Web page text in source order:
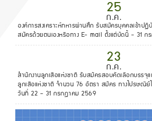
25
ก.ค.
องค์การสงเคราะห์ทหารผ่านศึก รับสมัครบุคคลเข้าปฏิ
สมัครด้วยตนเองหรือทาง E- mail ตั้งแต่บัดนี้ - 31 ก
23
ก.ค.
สํานักงานลูกเสือแห่งชาติ รับสมัครสอบคัดเลือกบรรจุ
ลูกเสือแห่งชาติ จำนวน 76 อัตรา สมัคร ทางไปรษณี
วันที่ 22 – 31 กรกฎาคม 2569